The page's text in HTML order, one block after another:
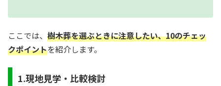
ここでは、 樹木葬を選ぶときに注意したい、10のチェッ
クポイントを紹介します。
1.現地見学・比較検討